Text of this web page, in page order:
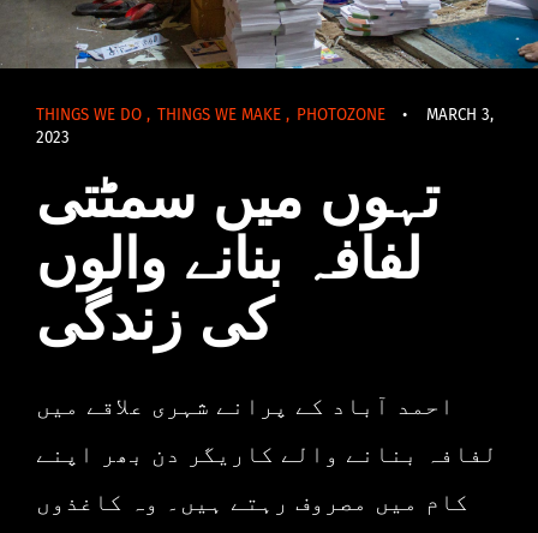
THINGS WE DO , THINGS WE MAKE , PHOTOZONE •
MARCH 3,
2023
تہوں میں سمٹتی
لفافہ بنانے والوں
کی زندگی
احمد آباد کے پرانے شہری علاقے میں
لفافہ بنانے والے کاریگر دن بھر اپنے
کام میں مصروف رہتے ہیں۔ وہ کاغذوں